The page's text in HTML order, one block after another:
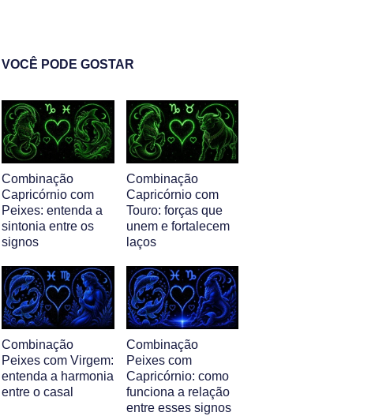
VOCÊ PODE GOSTAR
Combinação
Capricórnio com
Peixes: entenda a
sintonia entre os
signos
Combinação
Capricórnio com
Touro: forças que
unem e fortalecem
laços
Combinação
Peixes com Virgem:
entenda a harmonia
entre o casal
Combinação
Peixes com
Capricórnio: como
funciona a relação
entre esses signos